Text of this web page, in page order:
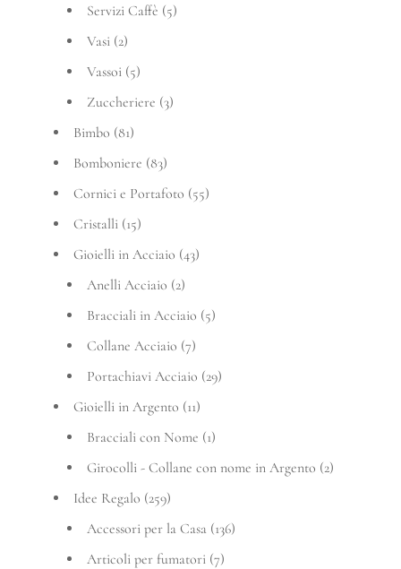
Servizi Caffè (5)
Vasi (2)
Vassoi (5)
Zuccheriere (3)
Bimbo (81)
Bomboniere (83)
Cornici e Portafoto (55)
Cristalli (15)
Gioielli in Acciaio (43)
Anelli Acciaio (2)
Bracciali in Acciaio (5)
Collane Acciaio (7)
Portachiavi Acciaio (29)
Gioielli in Argento (11)
Bracciali con Nome (1)
Girocolli - Collane con nome in Argento (2)
Idee Regalo (259)
Accessori per la Casa (136)
Articoli per fumatori (7)